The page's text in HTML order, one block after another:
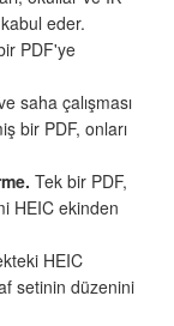
eder.
PDF'ye
saha çalışması
bir PDF, onları
Tek bir PDF,
HEIC ekinden
HEIC
setinin düzenini